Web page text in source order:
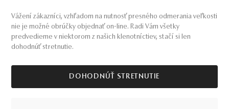
Vážení zákazníci, vzhľadom na nutnosť presného odmerania veľkosti
nie je možné obrúčky objednať on-line. Radi Vám všetky
predvedieme v niektorom z našich klenotníctiev, stačí si len
dohodnúť stretnutie.
DOHODNÚŤ STRETNUTIE